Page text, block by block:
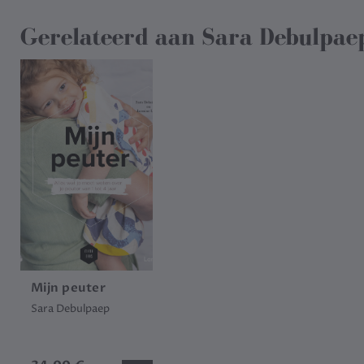
Gerelateerd aan Sara
Mijn peuter
Sara Debulpaep